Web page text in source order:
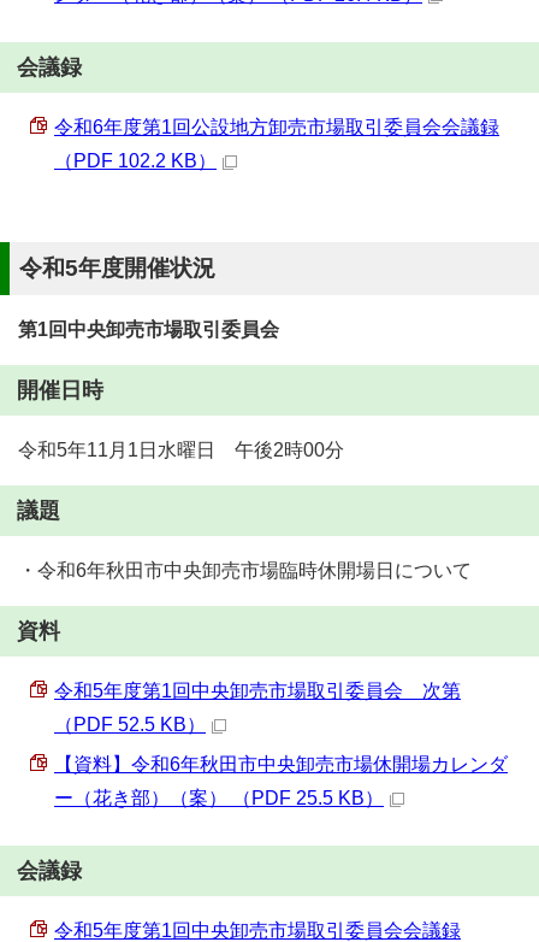
会議録
令和6年度第1回公設地方卸売市場取引委員会会議録
（PDF 102.2 KB）
令和5年度開催状況
第1回中央卸売市場取引委員会
開催日時
令和5年11月1日水曜日 午後2時00分
議題
・令和6年秋田市中央卸売市場臨時休開場日について
資料
令和5年度第1回中央卸売市場取引委員会 次第
（PDF 52.5 KB）
【資料】令和6年秋田市中央卸売市場休開場カレンダ
ー（花き部）（案） （PDF 25.5 KB）
会議録
令和5年度第1回中央卸売市場取引委員会会議録